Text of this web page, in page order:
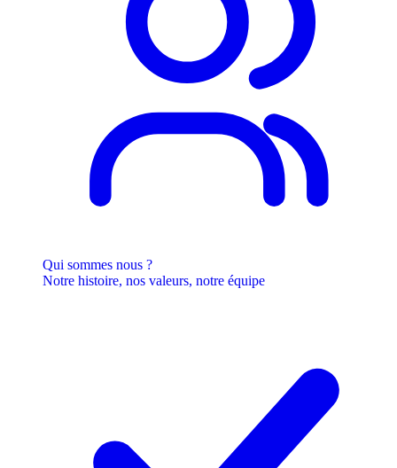
Qui sommes nous ?
Notre histoire, nos valeurs, notre équipe